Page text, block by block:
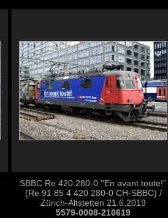
SBBC Re 420.280-0 ''En avant toute!''
(Re 91 85 4 420 280-0 CH-SBBC) /
Zürich-Altstetten 21.6.2019
5579-0008-210619